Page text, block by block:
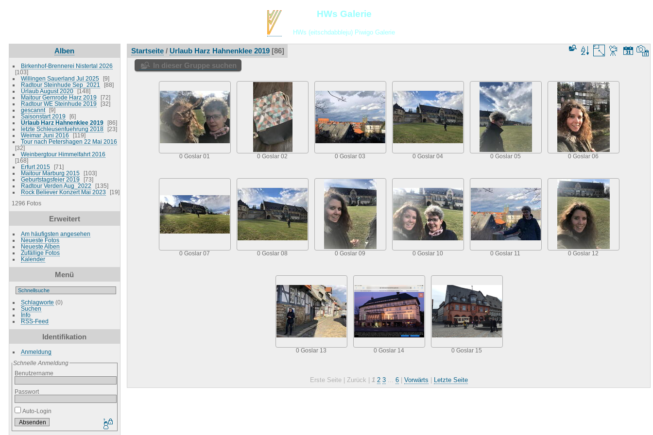
HWs Galerie
HWs (eitschdabbleju) Piwigo Galerie
Alben
Birkenhof-Brennerei Nistertal 2026
103
Willingen Sauerland Jul 2025
9
Radtour Steinhude Sep_2021
88
Urlaub August 2020
148
Maitour Gernrode Harz 2019
72
Radtour WE Steinhude 2019
32
gescannt
9
Saisonstart 2019
6
Urlaub Harz Hahnenklee 2019
86
letzte Schleusenfuehrung 2018
23
Weimar Juni 2016
119
Tour nach Petershagen 22 Mai 2016
32
Weinbergtour Himmelfahrt 2016
168
Erfurt 2015
71
Maitour Marburg 2015
103
Geburtstagsfeier 2019
73
Radtour Verden Aug_2022
135
Rock Believer Konzert Mai 2023
19
1296 Fotos
Erweitert
Am häufigsten angesehen
Neueste Fotos
Neueste Alben
Zufällige Fotos
Kalender
Menü
Schlagworte (0)
Suchen
Info
RSS-Feed
Identifikation
Anmeldung
Schnelle Anmeldung
Benutzername
Passwort
Auto-Login
Startseite/ Urlaub Harz Hahnenklee 2019 86
In dieser Gruppe suchen
0 Goslar 01 0 Goslar 02 0 Goslar 03 0 Goslar 04 0 Goslar 05 0 Goslar 06
0 Goslar 07 0 Goslar 08 0 Goslar 09 0 Goslar 10 0 Goslar 11 0 Goslar 12
0 Goslar 13 0 Goslar 14 0 Goslar 15
Erste Seite | Zurück | 1 2 3... 6 Vorwärts Letzte Seite